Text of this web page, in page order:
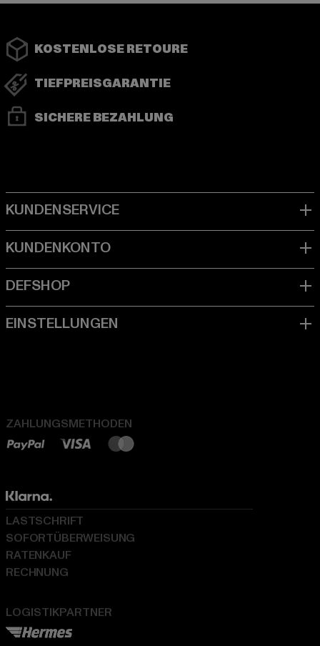
KOSTENLOSE RETOURE
TIEFPREISGARANTIE
SICHERE BEZAHLUNG
ZAHLUNGSMETHODEN
LOGISTIKPARTNER
LASTSCHRIFT
SOFORTÜBERWEISUNG
RATENKAUF
RECHNUNG